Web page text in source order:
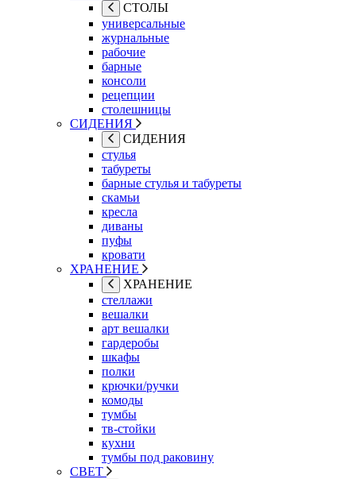
СТОЛЫ
универсальные
журнальные
рабочие
барные
консоли
рецепции
столешницы
СИДЕНИЯ
СИДЕНИЯ
стулья
табуреты
барные стулья и табуреты
скамьи
кресла
диваны
пуфы
кровати
ХРАНЕНИЕ
ХРАНЕНИЕ
стеллажи
вешалки
арт вешалки
гардеробы
шкафы
полки
крючки/ручки
комоды
тумбы
тв-стойки
кухни
тумбы под раковину
СВЕТ